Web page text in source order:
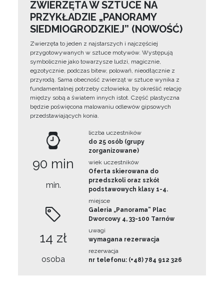
ZWIERZĘTA W SZTUCE NA
PRZYKŁADZIE „PANORAMY
SIEDMIOGRODZKIEJ” (NOWOŚĆ)
Zwierzęta to jeden z najstarszych i najczęściej
przygotowywanych w sztuce motywów. Występują
symbolicznie jako towarzysze ludzi, magicznie,
egzotycznie, podczas bitew, polowań, nieodłącznie z
przyrodą. Sama obecność zwierząt w sztuce wynika z
fundamentalnej potrzeby człowieka, by określić relację
między sobą a światem innych istot. Część plastyczna
będzie poświęcona malowaniu odlewów gipsowych
przedstawiających konia.
90 min
min.
14 zł
osoba
liczba uczestników
do 25 osób (grupy
zorganizowane)
wiek uczestników
Oferta skierowana do
przedszkoli oraz szkół
podstawowych klasy 1-4.
miejsce
Galeria „Panorama” Plac
Dworcowy 4, 33-100 Tarnów
uwagi
wymagana rezerwacja
rezerwacja
nr telefonu: (+48) 784 912 326